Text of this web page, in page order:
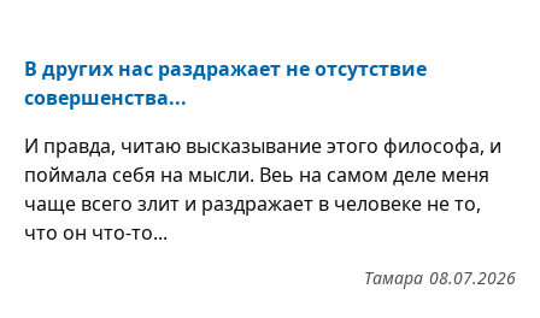
В других нас раздражает не отсутствие
совершенства...
И правда, читаю высказывание этого философа, и
поймала себя на мысли. Веь на самом деле меня
чаще всего злит и раздражает в человеке не то,
что он что-то...
08.07.2026
Тамара